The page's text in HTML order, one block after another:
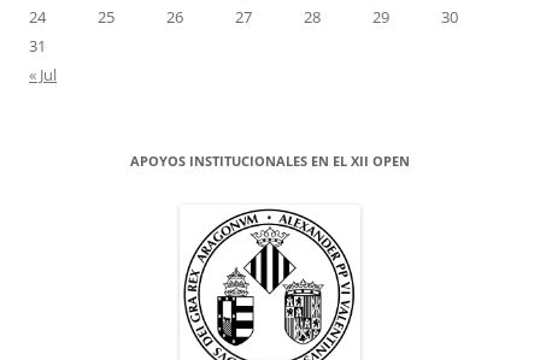
24
25 26 27 28 29
30
31
« Jul
APOYOS INSTITUCIONALES EN EL XII OPEN